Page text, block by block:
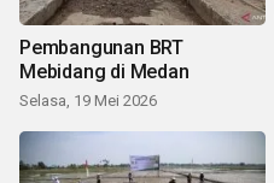
Pembangunan BRT
Mebidang di Medan
Selasa, 19 Mei 2026